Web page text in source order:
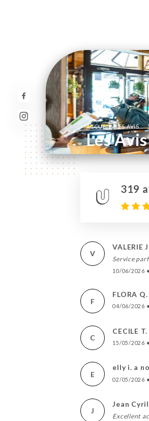
ACCUEIL/LES AVIS
Les Avis
319
V
VALERIE
Service
10/06/2026 •
F
FLORA
04/06/2026 •
C
CECILE
15/05/2026 •
E
elly i. a
02/05/2026 •
J
Jean
Excellent